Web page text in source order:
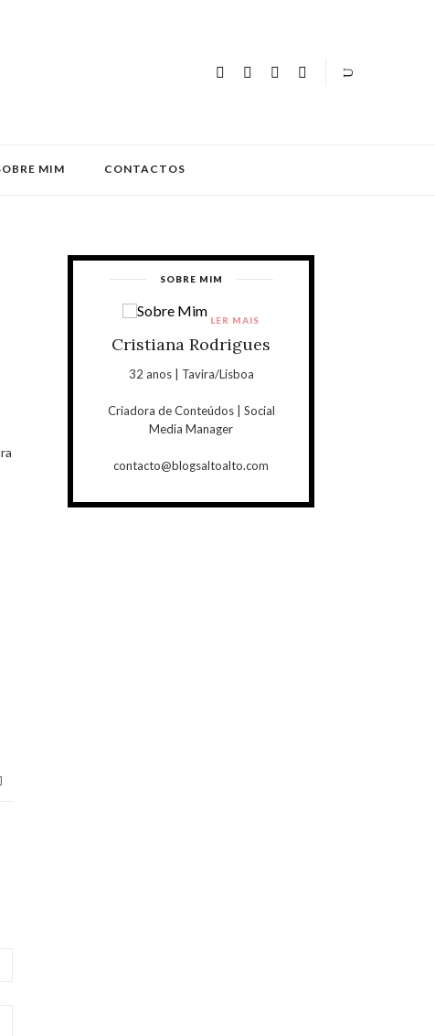
MIM CONTACTOS
SOBRE MIM
Cristiana Rodrigues
32 anos | Tavira/Lisboa
Criadora de Conteúdos | Social
Media Manager
contacto@blogsaltoalto.com
LER MAIS